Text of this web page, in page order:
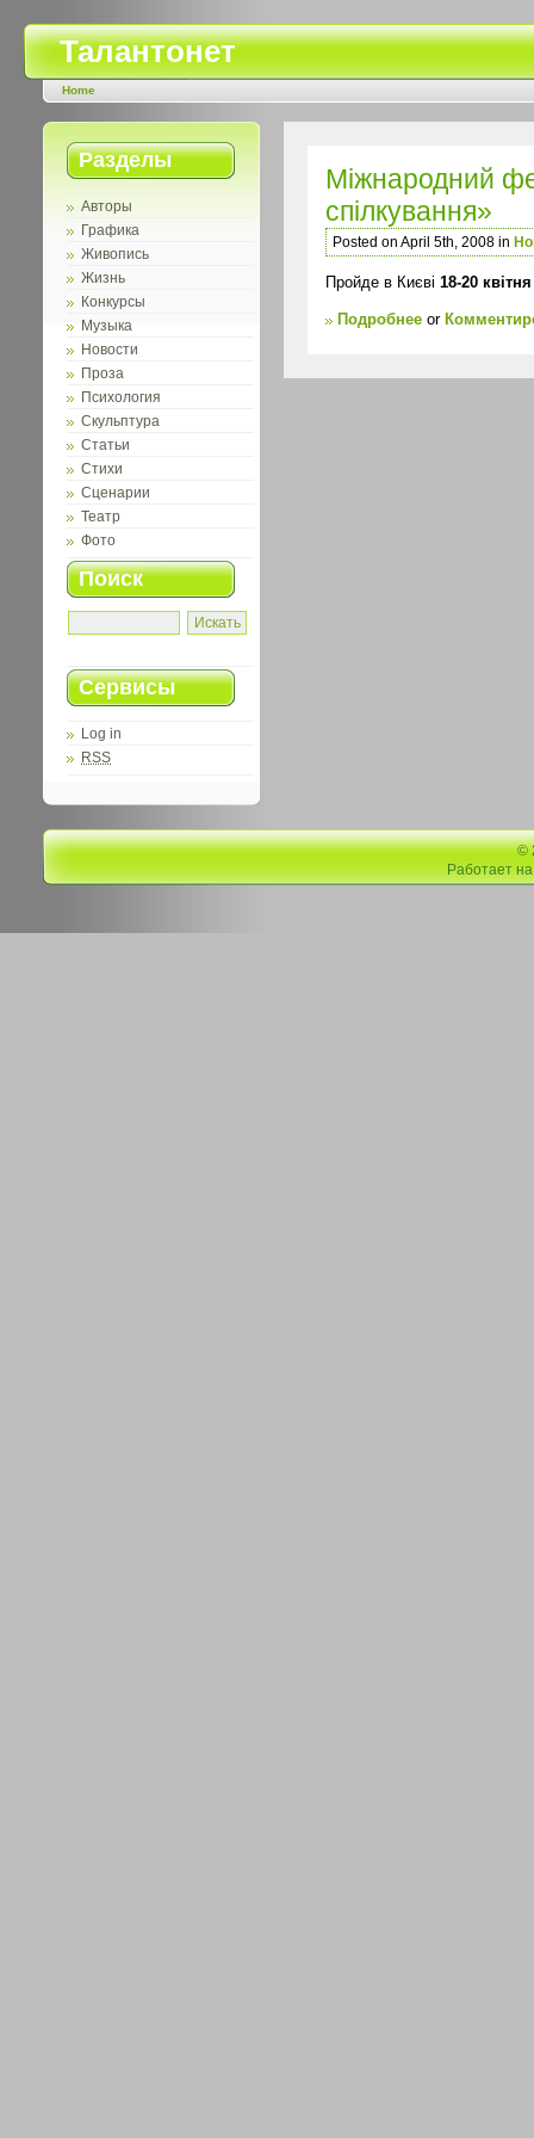
Талантонет
Home
Разделы
Авторы
Графика
Живопись
Жизнь
Конкурсы
Музыка
Новости
Проза
Психология
Скульптура
Статьи
Стихи
Сценарии
Театр
Фото
Поиск
Сервисы
Log in
RSS
Мiжнародний
спiлкування»
Posted on April 5th, 2008 in
Пройде в Києві 18-20 квітня
Подробнее or
©
Работает